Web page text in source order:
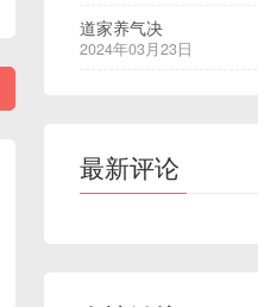
道家养气决
2024年03月23日
最新评论